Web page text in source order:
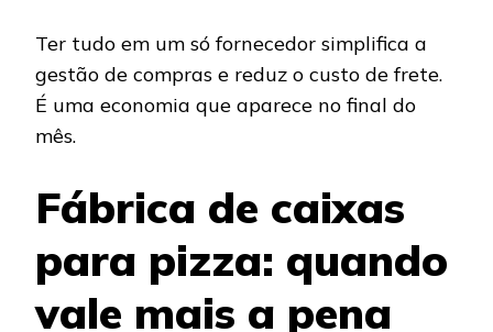
Ter tudo em um só fornecedor simplifica a
gestão de compras e reduz o custo de frete.
É uma economia que aparece no final do
mês.
Fábrica de caixas
para pizza: quando
vale mais a pena